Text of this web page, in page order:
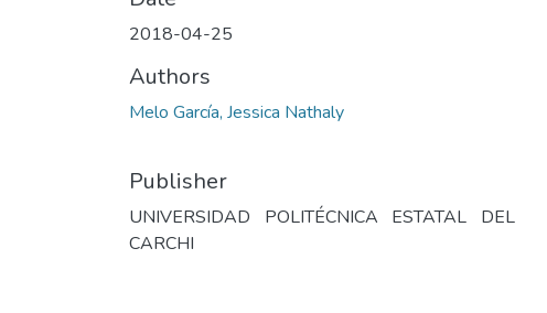
2018-04-25
Authors
Melo García, Jessica Nathaly
Publisher
UNIVERSIDAD POLITÉCNICA ESTATAL DEL
CARCHI